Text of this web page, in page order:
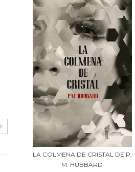
LA COLMENA DE CRISTAL DE P.
M. HUBBARD